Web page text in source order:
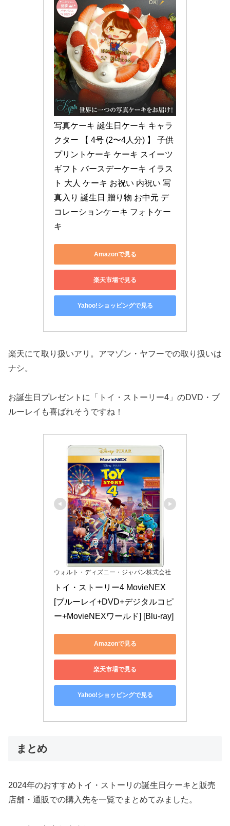
写真ケーキ 誕生日ケーキ キャラ
クター 【 4号 (2〜4人分) 】 子供
プリントケーキ ケーキ スイーツ
ギフト バースデーケーキ イラス
ト 大人 ケーキ お祝い 内祝い 写
真入り 誕生日 贈り物 お中元 デ
コレーションケーキ フォトケー
キ
Amazonで見る
楽天市場で見る
Yahoo!ショッピングで見る
楽天にて取り扱いアリ。アマゾン・ヤフーでの取り扱いは
ナシ。
お誕生日プレゼントに「トイ・ストーリー4」のDVD・ブ
ルーレイも喜ばれそうですね！
ウォルト・ディズニー・ジャパン株式会社
トイ・ストーリー4 MovieNEX
[ブルーレイ+DVD+デジタルコピ
ー+MovieNEXワールド] [Blu-ray]
Amazonで見る
楽天市場で見る
Yahoo!ショッピングで見る
まとめ
2024年のおすすめトイ・ストーリの誕生日ケーキと販売
店舗・通販での購入先を一覧でまとめてみました。